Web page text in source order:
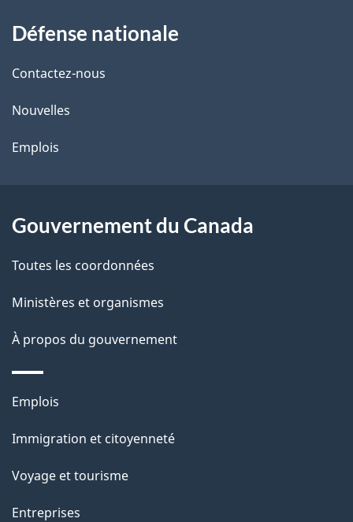
i
l
s
d
l
p
a
g
e
propos
de
ce
site
Défense nationale
Contactez-nous
Nouvelles
Emplois
Gouvernement du Canada
Toutes les coordonnées
Ministères et organismes
À propos du gouvernement
Thèmes
sujets
Emplois
Immigration et citoyenneté
Voyage et tourisme
Entreprises